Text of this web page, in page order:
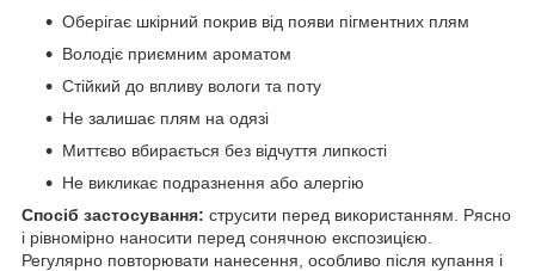
Оберігає шкірний покрив від появи пігментних плям
Володіє приємним ароматом
Стійкий до впливу вологи та поту
Не залишає плям на одязі
Миттєво вбирається без відчуття липкості
Не викликає подразнення або алергію
Спосіб застосування: струсити перед використанням. Рясно
і рівномірно наносити перед сонячною експозицією.
Регулярно повторювати нанесення, особливо після купання і